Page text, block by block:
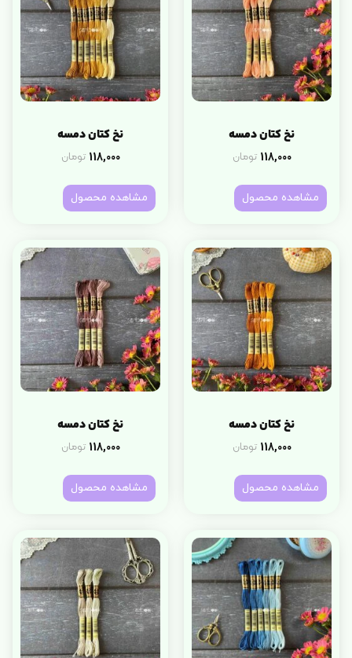
نخ کتان دمسه
118,000 تومان
مشاهده محصول
نخ کتان دمسه
118,000 تومان
مشاهده محصول
نخ کتان دمسه
118,000 تومان
مشاهده محصول
نخ کتان دمسه
118,000 تومان
مشاهده محصول